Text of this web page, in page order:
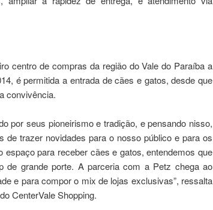
centro de compras da região do Vale do Paraíba a
é permitida a entrada de cães e gatos, desde que
convivência.
por seus pioneirismo e tradição, e pensando nisso,
de trazer novidades para o nosso público e para os
para receber cães e gatos, entendemos que
de grande porte. A parceria com a Petz chega ao
e para compor o mix de lojas exclusivas”, ressalta
CenterVale Shopping.